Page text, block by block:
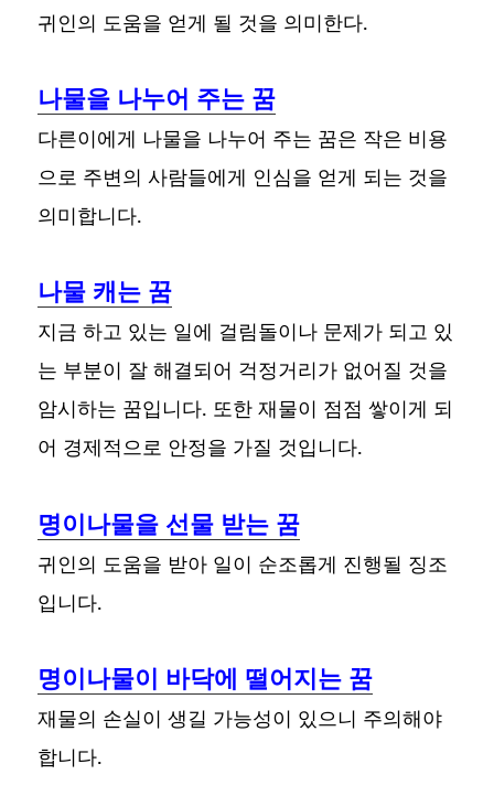
귀인의 도움을 얻게 될 것을 의미한다.
나물을 나누어 주는 꿈
다른이에게 나물을 나누어 주는 꿈은 작은 비용
으로 주변의 사람들에게 인심을 얻게 되는 것을
의미합니다.
나물 캐는 꿈
지금 하고 있는 일에 걸림돌이나 문제가 되고 있
는 부분이 잘 해결되어 걱정거리가 없어질 것을
암시하는 꿈입니다. 또한 재물이 점점 쌓이게 되
어 경제적으로 안정을 가질 것입니다.
명이나물을 선물 받는 꿈
귀인의 도움을 받아 일이 순조롭게 진행될 징조
입니다.
명이나물이 바닥에 떨어지는 꿈
재물의 손실이 생길 가능성이 있으니 주의해야
합니다.